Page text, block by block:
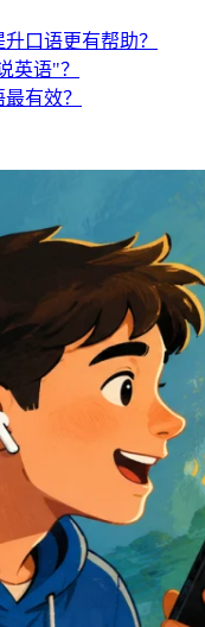
口语更有帮助？
英语"？
有效？